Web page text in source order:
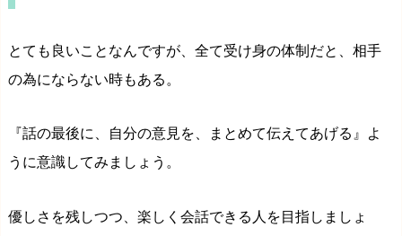
とても良いことなんですが、全て受け身の体制だと、相手
の為にならない時もある。
『話の最後に、自分の意見を、まとめて伝えてあげる』よ
うに意識してみましょう。
優しさを残しつつ、楽しく会話できる人を目指しましょ